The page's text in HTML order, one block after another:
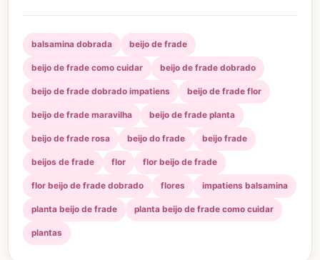
balsamina dobrada beijo de frade
beijo de frade como cuidar beijo de frade dobrado
beijo de frade dobrado impatiens beijo de frade flor
beijo de frade maravilha beijo de frade planta
beijo de frade rosa beijo do frade beijo frade
beijos de frade flor flor beijo de frade
flor beijo de frade dobrado flores impatiens balsamina
planta beijo de frade planta beijo de frade como cuidar
plantas